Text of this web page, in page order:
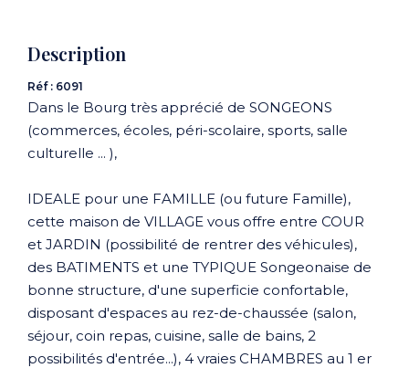
Description
Réf : 6091
Dans le Bourg très apprécié de SONGEONS
(commerces, écoles, péri-scolaire, sports, salle
culturelle ... ),
IDEALE pour une FAMILLE (ou future Famille),
cette maison de VILLAGE vous offre entre COUR
et JARDIN (possibilité de rentrer des véhicules),
des BATIMENTS et une TYPIQUE Songeonaise de
bonne structure, d'une superficie confortable,
disposant d'espaces au rez-de-chaussée (salon,
séjour, coin repas, cuisine, salle de bains, 2
possibilités d'entrée...), 4 vraies CHAMBRES au 1 er